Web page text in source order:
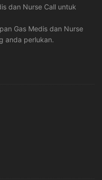
dan Nurse Call untuk
Gas Medis dan Nurse
anda perlukan.